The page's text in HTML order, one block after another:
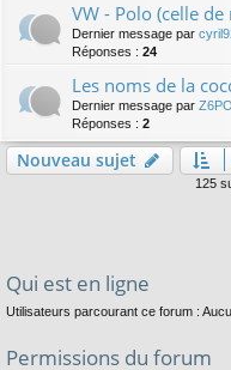
VW - Polo (celle
Dernier message par
Réponses : 24
Les noms de la
Dernier message par Z6PO
Réponses : 2
Nouveau sujet
125
Qui est en ligne
Utilisateurs parcourant ce forum :
Permissions du forum